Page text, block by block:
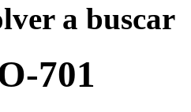
a buscar
701